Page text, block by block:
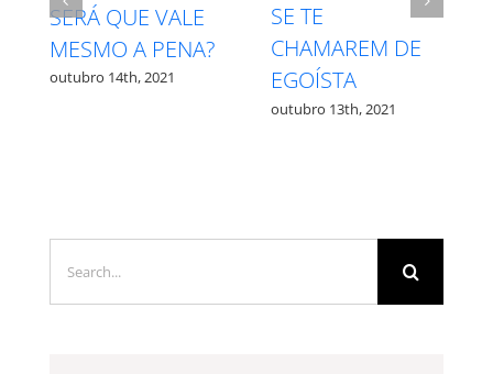
INTUIÇÃO X
MEDO – QUAL É
QUAL?
RESPEITE SEU
PROCESSO
outubro 27th, 2021
for: